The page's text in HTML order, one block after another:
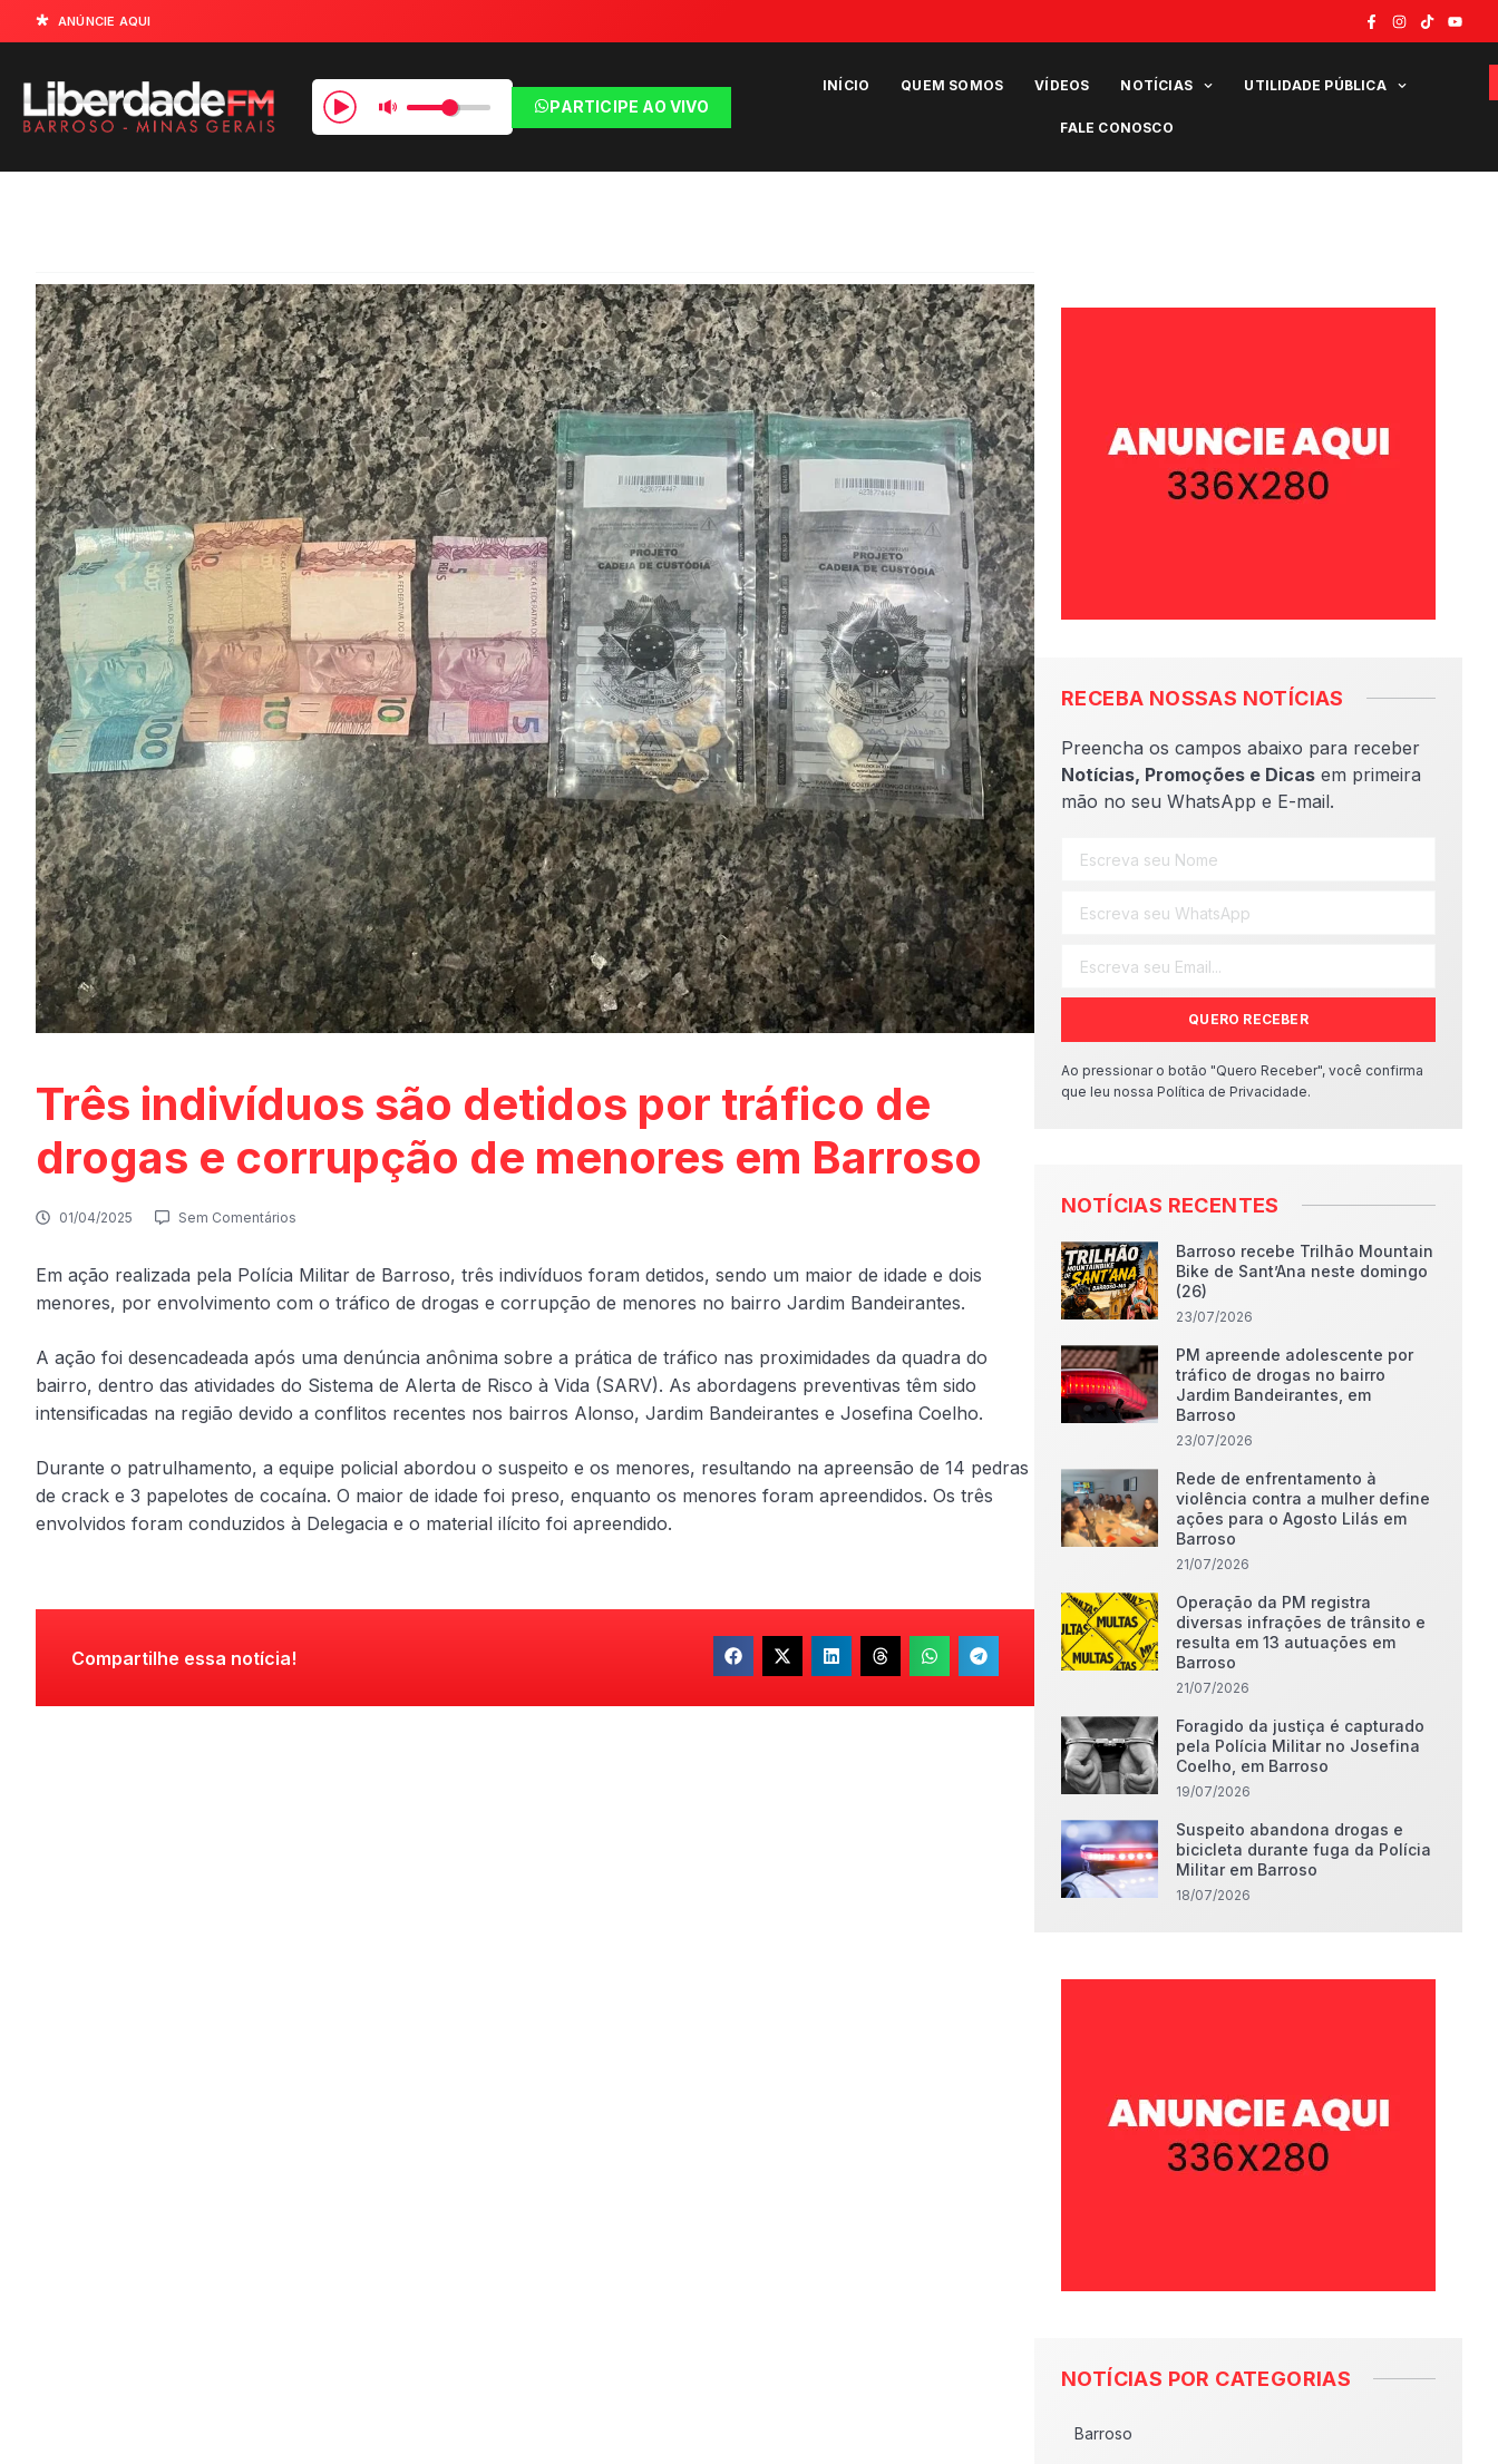
ANÚNCIE AQUI
PARTICIPE AO VIVO
INÍCIO QUEM SOMOS VÍDEOS NOTÍCIAS UTILIDADE PÚBLICA
FALE CONOSCO
Três indivíduos são detidos por tráfico de
drogas e corrupção de menores em Barroso
01/04/2025 Sem Comentários
Em ação realizada pela Polícia Militar de Barroso, três indivíduos foram detidos, sendo um maior de idade e dois
menores, por envolvimento com o tráfico de drogas e corrupção de menores no bairro Jardim Bandeirantes.
A ação foi desencadeada após uma denúncia anônima sobre a prática de tráfico nas proximidades da quadra do
bairro, dentro das atividades do Sistema de Alerta de Risco à Vida (SARV). As abordagens preventivas têm sido
intensificadas na região devido a conflitos recentes nos bairros Alonso, Jardim Bandeirantes e Josefina Coelho.
Durante o patrulhamento, a equipe policial abordou o suspeito e os menores, resultando na apreensão de 14 pedras
de crack e 3 papelotes de cocaína. O maior de idade foi preso, enquanto os menores foram apreendidos. Os três
envolvidos foram conduzidos à Delegacia e o material ilícito foi apreendido.
Compartilhe essa notícia!
RECEBA NOSSAS NOTÍCIAS
Preencha os campos abaixo para receber
Notícias, Promoções e Dicas em primeira
mão no seu WhatsApp e E-mail.
QUERO RECEBER
Ao pressionar o botão "Quero Receber", você confirma
que leu nossa Política de Privacidade.
NOTÍCIAS RECENTES
Barroso recebe Trilhão Mountain
Bike de Sant’Ana neste domingo
(26)
23/07/2026
PM apreende adolescente por
tráfico de drogas no bairro
Jardim Bandeirantes, em
Barroso
23/07/2026
Rede de enfrentamento à
violência contra a mulher define
ações para o Agosto Lilás em
Barroso
21/07/2026
Operação da PM registra
diversas infrações de trânsito e
resulta em 13 autuações em
Barroso
21/07/2026
Foragido da justiça é capturado
pela Polícia Militar no Josefina
Coelho, em Barroso
19/07/2026
Suspeito abandona drogas e
bicicleta durante fuga da Polícia
Militar em Barroso
18/07/2026
NOTÍCIAS POR CATEGORIAS
Barroso